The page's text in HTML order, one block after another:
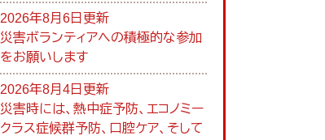
2026年8月6日更新
災害ボランティアへの積極的な参加
をお願いします
2026年8月4日更新
災害時には、熱中症予防、エコノミー
クラス症候群予防、口腔ケア、そして